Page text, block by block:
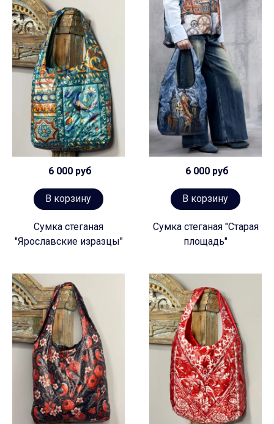
6 000 руб
В корзину
Сумка стеганая
"Ярославские изразцы"
6 000 руб
В корзину
Сумка стеганая "Старая
площадь"